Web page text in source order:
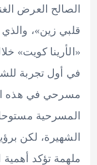
العرض الغنائي
زين»، والذي
كويت» خلال عيد
تجربة للشركة
مستوحاة من
لكن برؤية
تؤكد أهمية